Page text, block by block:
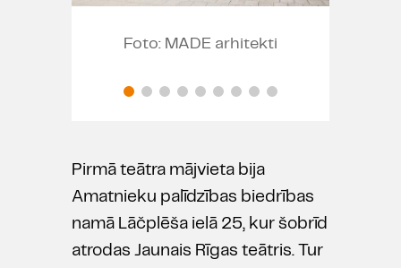
Foto: MADE arhitekti
Pirmā teātra mājvieta bija
Amatnieku palīdzības biedrības
namā Lāčplēša ielā 25, kur šobrīd
atrodas Jaunais Rīgas teātris. Tur